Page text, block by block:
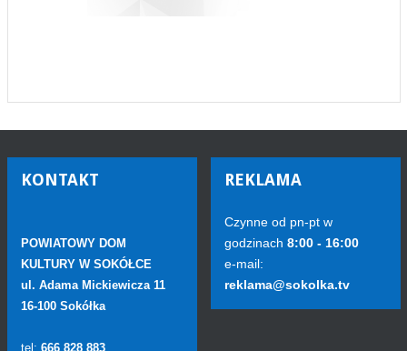
KONTAKT
POWIATOWY DOM
KULTURY W SOKÓŁCE
ul. Adama Mickiewicza 11
16-100 Sokółka
tel: 666 828 883
REKLAMA
Czynne od pn-pt w
godzinach 8:00 - 16:00
e-mail:
reklama@sokolka.tv